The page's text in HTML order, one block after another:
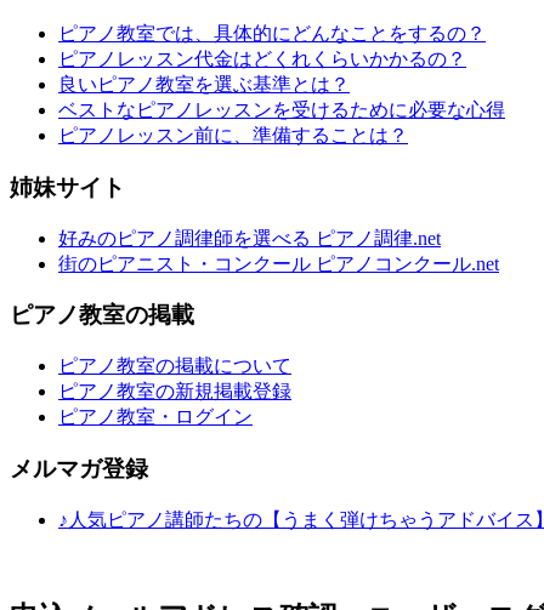
ピアノ教室では、具体的にどんなことをするの？
ピアノレッスン代金はどくれくらいかかるの？
良いピアノ教室を選ぶ基準とは？
ベストなピアノレッスンを受けるために必要な心得
ピアノレッスン前に、準備することは？
姉妹サイト
好みのピアノ調律師を選べる ピアノ調律.net
街のピアニスト・コンクール ピアノコンクール.net
ピアノ教室の掲載
ピアノ教室の掲載について
ピアノ教室の新規掲載登録
ピアノ教室・ログイン
メルマガ登録
♪人気ピアノ講師たちの【うまく弾けちゃうアドバイス